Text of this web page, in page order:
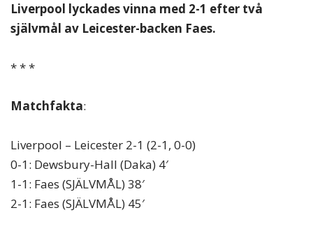
Liverpool lyckades vinna med 2-1 efter två
självmål av Leicester-backen Faes.
* * *
Matchfakta:
Liverpool – Leicester 2-1 (2-1, 0-0)
0-1: Dewsbury-Hall (Daka) 4′
1-1: Faes (SJÄLVMÅL) 38′
2-1: Faes (SJÄLVMÅL) 45′